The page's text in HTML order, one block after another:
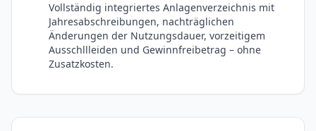
Vollständig integriertes Anlagenverzeichnis mit
Jahresabschreibungen, nachträglichen
Änderungen der Nutzungsdauer, vorzeitigem
Ausschllleiden und Gewinnfreibetrag – ohne
Zusatzkosten.